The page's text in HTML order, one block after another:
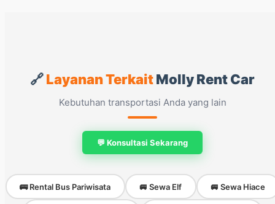
🔗Layanan TerkaitMolly Rent Car
Kebutuhan transportasi Anda yang lain
💬 Konsultasi Sekarang
🚌 Rental Bus Pariwisata 🚐 Sewa Elf 🚐 Sewa Hiace